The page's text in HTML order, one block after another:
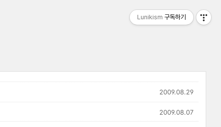
2009.08.29
2009.08.07
Lunikism 구독하기